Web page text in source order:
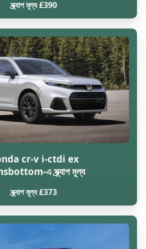
স্ক্র্যাপ মূল্য £390
cr-v i-ctdi ex
এ স্ক্র্যাপ মূল্য
স্ক্র্যাপ মূল্য £373